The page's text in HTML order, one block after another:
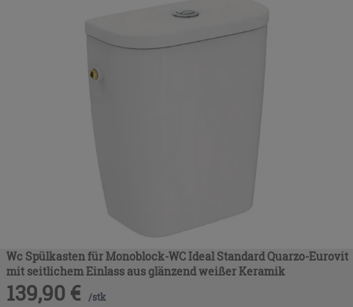
Wc Spülkasten für Monoblock-WC Ideal Standard Quarzo-Eurovit
mit seitlichem Einlass aus glänzend weißer Keramik
139,90 € /stk